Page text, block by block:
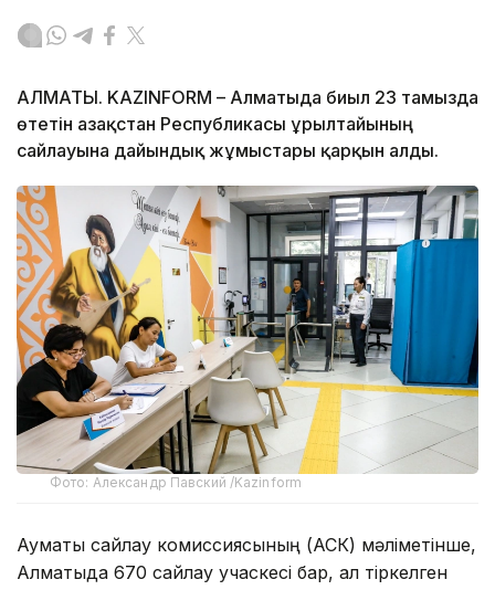
АЛМАТЫ. KAZINFORM – Алматыда биыл 23 тамызда
өтетін Қазақстан Республикасы Құрылтайының
сайлауына дайындық жұмыстары қарқын алды.
Фото: Александр Павский /Kazinform
Аумақтық сайлау комиссиясының (АСК) мәліметінше,
Алматыда 670 сайлау учаскесі бар, ал тіркелген